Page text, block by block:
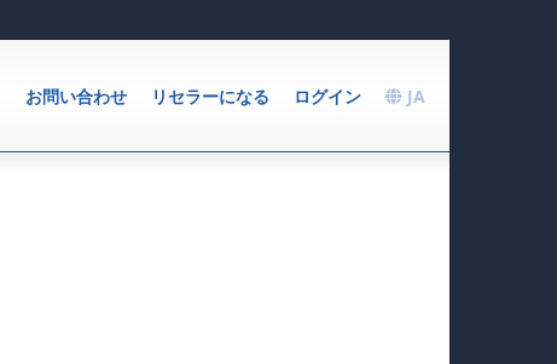
JA
ログイン
リセラーになる
お問い合わせ